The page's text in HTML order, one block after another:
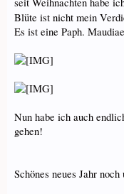
Blüte ist nicht mein
Es ist eine Paph.
Nun habe ich auch
gehen!
Schönes neues Jahr